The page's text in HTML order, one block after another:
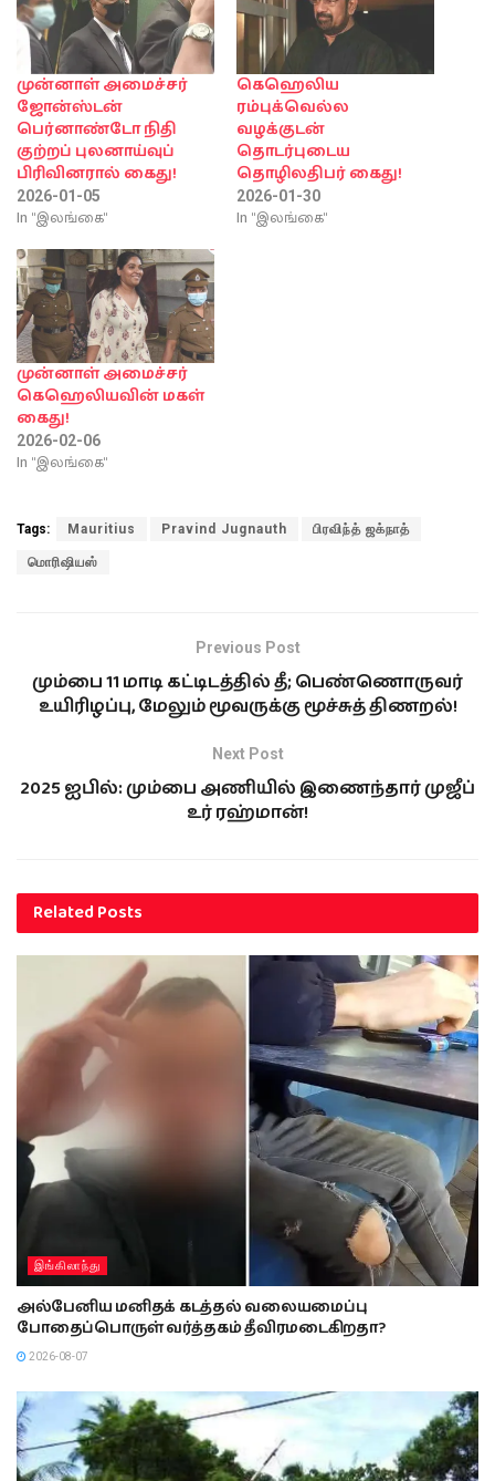
முன்னாள் அமைச்சர்
ஜோன்ஸ்டன்
பெர்னாண்டோ நிதி
குற்றப் புலனாய்வுப்
பிரிவினரால் கைது!
2026-01-05
In "இலங்கை"
கெஹெலிய
ரம்புக்வெல்ல
வழக்குடன்
தொடர்புடைய
தொழிலதிபர் கைது!
2026-01-30
In "இலங்கை"
முன்னாள் அமைச்சர்
கெஹெலியவின் மகள்
கைது!
2026-02-06
In "இலங்கை"
Tags: Mauritius Pravind Jugnauth பிரவிந்த் ஜக்நாத்
மொரிஷியஸ்
Previous Post
மும்பை 11 மாடி கட்டிடத்தில் தீ; பெண்ணொருவர்
உயிரிழப்பு, மேலும் மூவருக்கு மூச்சுத் திணறல்!
Next Post
2025 ஐபில்: மும்பை அணியில் இணைந்தார் முஜீப்
உர் ரஹ்மான்!
RelatedPosts
இங்கிலாந்து
அல்பேனிய மனிதக் கடத்தல் வலையமைப்பு
போதைப்பொருள் வர்த்தகம் தீவிரமடைகிறதா?
2026-08-07